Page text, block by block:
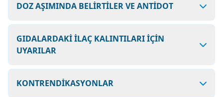
DOZ AŞIMINDA BELİRTİLER VE ANTİDOT
GIDALARDAKİ İLAÇ KALINTILARI İÇİN
UYARILAR
KONTRENDİKASYONLAR